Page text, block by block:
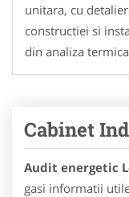
unitara, cu
constructiei si
din analiza
Cabinet
Audit energetic
gasi informatii